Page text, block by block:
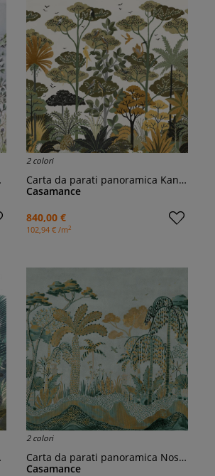
2 colori
Carta da parati panoramica Kandy
Casamance
840,00 €
102,94 € /m2
2 colori
Carta da parati panoramica Nosara
Casamance